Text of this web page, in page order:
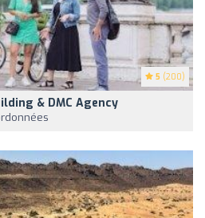
5 (200)
& DMC Agency